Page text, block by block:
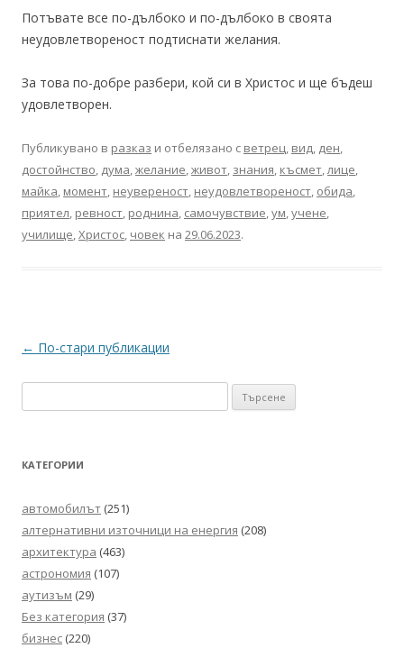
Потъвате все по-дълбоко и по-дълбоко в своята
неудовлетвореност подтиснати желания.
За това по-добре разбери, кой си в Христос и ще бъдеш
удовлетворен.
Публикувано в разказ и отбелязано с ветрец, вид, ден,
достойнство, дума,желание,живот, знания, късмет,лице,
майка, момент, неувереност, неудовлетвореност, обида,
приятел, ревност, роднина, самочувствие,ум,учене,
училище,Христос, човек на 29.06.2023.
Навигация
← По-стари публикации
за:
КАТЕГОРИИ
автомобилът (251)
алтернативни източници на енергия (208)
архитектура (463)
астрономия (107)
аутизъм (29)
Без категория (37)
бизнес (220)